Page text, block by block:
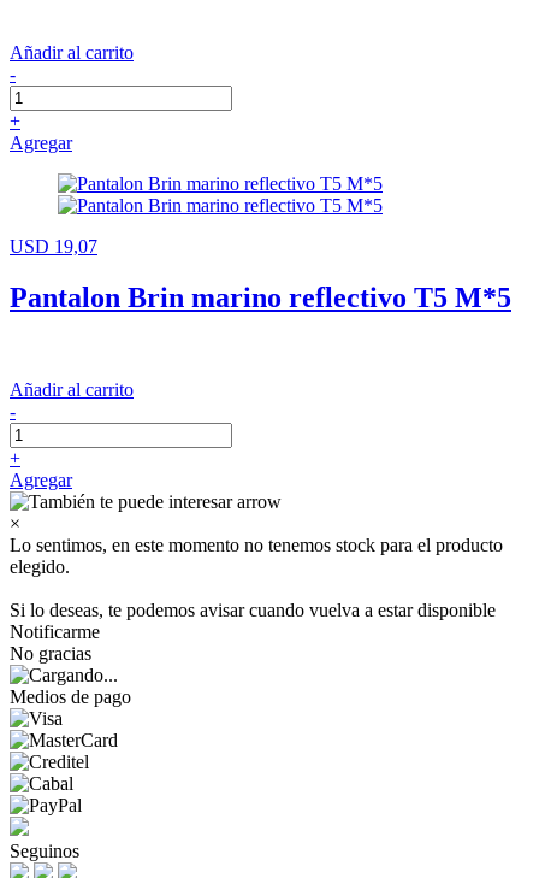
Añadir al carrito
-
+
Agregar
USD 19,07
Pantalon Brin marino reflectivo T5 M*5
Añadir al carrito
-
+
Agregar
×
Lo sentimos, en este momento no tenemos stock para el producto
elegido.
Si lo deseas, te podemos avisar cuando vuelva a estar disponible
Notificarme
No gracias
Medios de pago
Seguinos